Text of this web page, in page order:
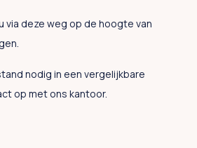
via deze weg op de hoogte van
nodig in een vergelijkbare
op met ons kantoor.